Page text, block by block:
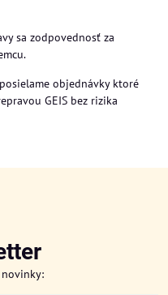
sa zodpovednosť za
objednávky ktoré
GEIS bez rizika